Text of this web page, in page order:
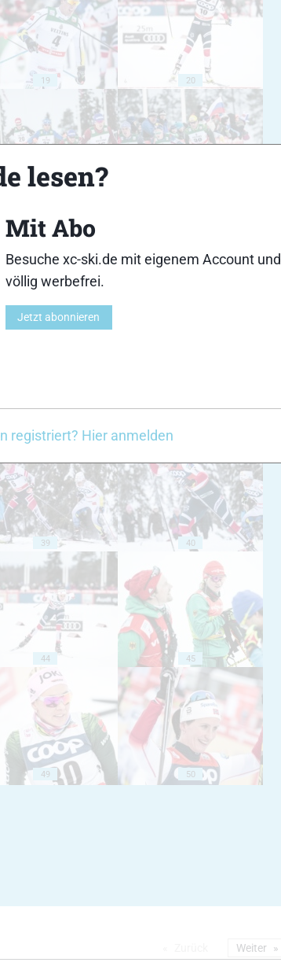
19 20
29
39 40
44 45
49 50
Weiter
lesen?
Mit Abo
Besuche xc-ski.de mit eigenem Account und
völlig werbefrei.
Jetzt abonnieren
registriert? Hier anmelden